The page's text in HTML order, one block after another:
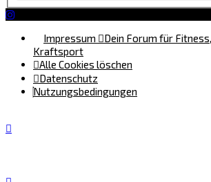
Impressum
Dein Forum für
Kraftsport
Alle Cookies löschen
Datenschutz
Nutzungsbedingungen